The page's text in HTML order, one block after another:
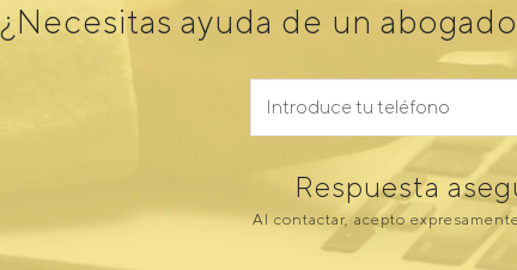
¿Necesitas ayuda de un
Respuesta
Al contactar, acepto